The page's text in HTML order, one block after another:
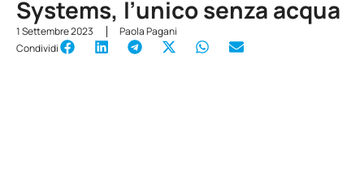
Systems, l’unico senza acqua
1 Settembre 2023
Paola Pagani
Condividi